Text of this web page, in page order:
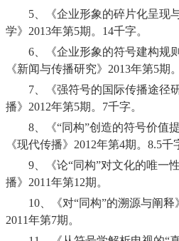
5、
《企业形象的碎片化呈现
学》 2013年第5期。 14千字。
6、
《企业形象的符号建构规
《新闻与传播研究》 2013年第5期。
7、
《强符号的国际传播途径
播》 2012年第5期。 7千字。
8、
《“同构”创造的符号价值
《现代传播》 2012年第4期。 8.5千
9、
《论“同构”对文化的唯一
播》 2011年第12期。
10、
《对“同构”的溯源与阐
2011年第7期。